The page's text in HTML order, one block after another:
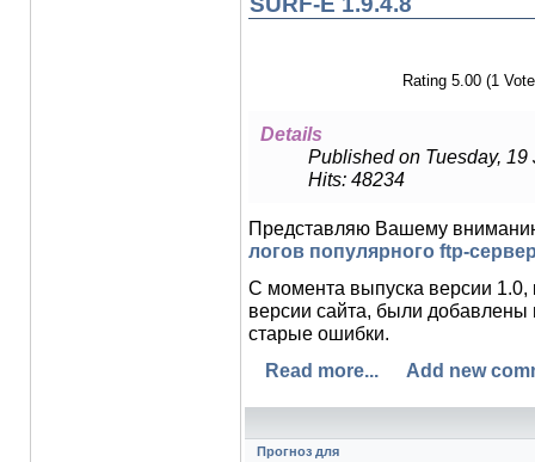
Rating 5.00 (1
Details
Published on Tuesday, 19
Hits: 48234
Представляю Вашему
логов популярного ftp-
С момента выпуска версии 1.0,
версии сайта, были
старые ошибки.
Read more...
Add new
Прогноз для